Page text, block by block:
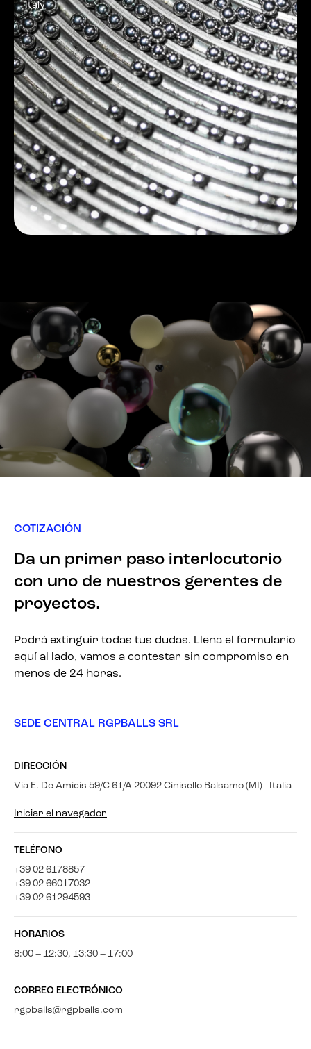
Italy
COTIZACIÓN
Da un primer paso interlocutorio
con uno de nuestros gerentes de
proyectos.
Podrá extinguir todas tus dudas. Llena el formulario
aquí al lado, vamos a contestar sin compromiso en
menos de 24 horas.
SEDE CENTRAL RGPBALLS SRL
DIRECCIÓN
Via E. De Amicis 59/C 61/A 20092 Cinisello Balsamo (MI) - Italia
Iniciar el navegador
TELÉFONO
+39 02 6178857
+39 02 66017032
+39 02 61294593
HORARIOS
8:00 – 12:30, 13:30 – 17:00
CORREO ELECTRÓNICO
rgpballs@rgpballs.com